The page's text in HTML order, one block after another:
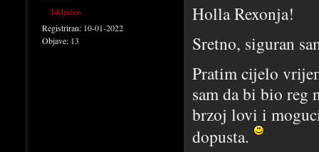
Isključen
Registriran: 10-01-2022
Objave: 13
Holla Rexonja!
Sretno, siguran
Pratim cijelo
sam da bi bio
brzoj lovi i
dopusta.